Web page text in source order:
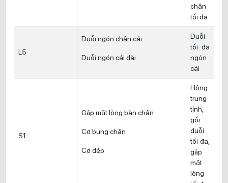
chân
tối đa
L5
Duỗi ngón chân cái
Duỗi ngón cái dài
Duỗi
tối đa
ngón
cái
S1
Gập mặt lòng bàn chân
Cơ bụng chân
Cơ dép
Hông
trung
tính,
gối
duỗi
tối đa,
gập
mặt
lòng